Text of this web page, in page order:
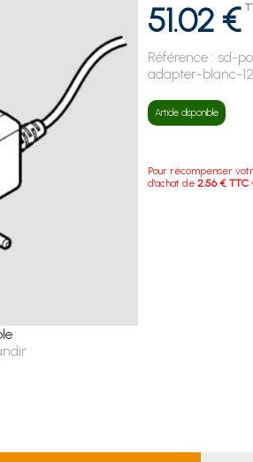
51.02 €
Référence : sd-
adapter-blanc-
Article disponible
Pour récompenser
d'achat de2.56 € TTC